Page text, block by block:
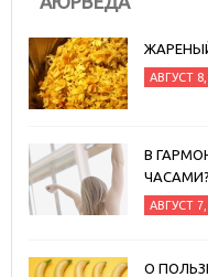
АВГУСТ 8,
В
ЧАСАМИ?
АВГУСТ 7,
О